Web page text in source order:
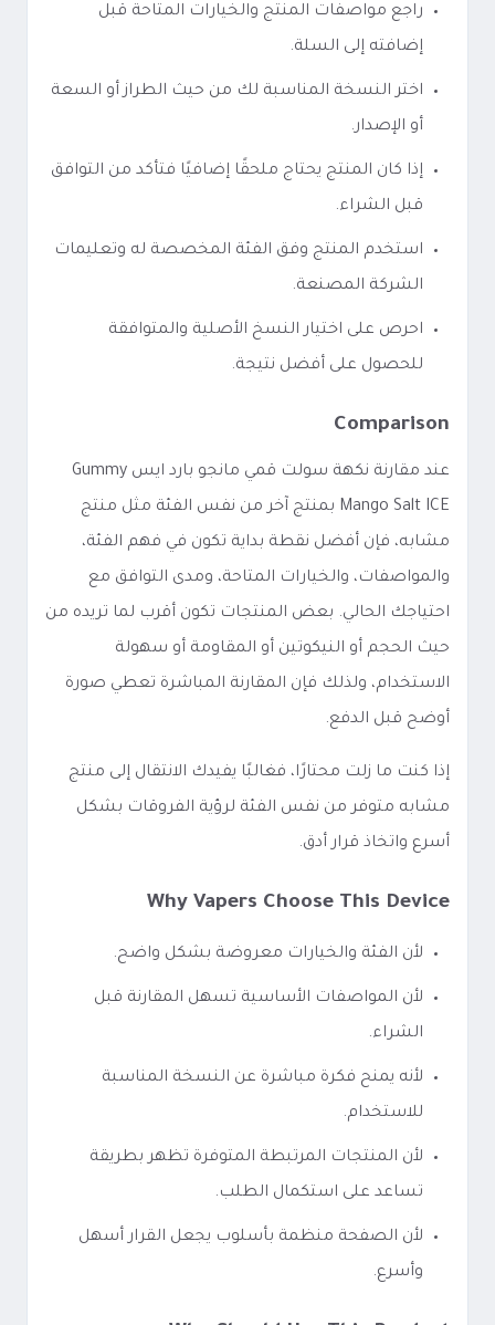
راجع مواصفات المنتج والخيارات المتاحة قبل
إضافته إلى السلة.
اختر النسخة المناسبة لك من حيث الطراز أو السعة
أو الإصدار.
إذا كان المنتج يحتاج ملحقًا إضافيًا فتأكد من التوافق
قبل الشراء.
استخدم المنتج وفق الفئة المخصصة له وتعليمات
الشركة المصنعة.
احرص على اختيار النسخ الأصلية والمتوافقة
للحصول على أفضل نتيجة.
Comparison
عند مقارنة نكهة سولت قمي مانجو بارد ايس Gummy
Mango Salt ICE بمنتج آخر من نفس الفئة مثل منتج
مشابه، فإن أفضل نقطة بداية تكون في فهم الفئة،
والمواصفات، والخيارات المتاحة، ومدى التوافق مع
احتياجك الحالي. بعض المنتجات تكون أقرب لما تريده من
حيث الحجم أو النيكوتين أو المقاومة أو سهولة
الاستخدام، ولذلك فإن المقارنة المباشرة تعطي صورة
أوضح قبل الدفع.
إذا كنت ما زلت محتارًا، فغالبًا يفيدك الانتقال إلى منتج
مشابه متوفر من نفس الفئة لرؤية الفروقات بشكل
أسرع واتخاذ قرار أدق.
Why Vapers Choose This Device
لأن الفئة والخيارات معروضة بشكل واضح.
لأن المواصفات الأساسية تسهل المقارنة قبل
الشراء.
لأنه يمنح فكرة مباشرة عن النسخة المناسبة
للاستخدام.
لأن المنتجات المرتبطة المتوفرة تظهر بطريقة
تساعد على استكمال الطلب.
لأن الصفحة منظمة بأسلوب يجعل القرار أسهل
وأسرع.